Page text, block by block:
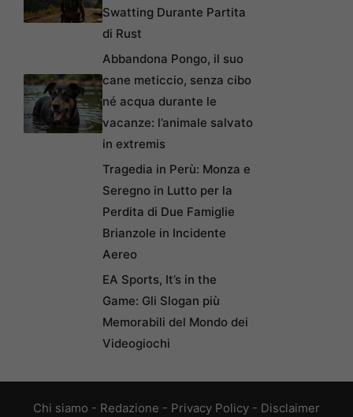
Swatting Durante Partita
di Rust
Abbandona Pongo, il suo
cane meticcio, senza cibo
né acqua durante le
vacanze: l’animale salvato
in extremis
Tragedia in Perù: Monza e
Seregno in Lutto per la
Perdita di Due Famiglie
Brianzole in Incidente
Aereo
EA Sports, It’s in the
Game: Gli Slogan più
Memorabili del Mondo dei
Videogiochi
Chi siamo - Redazione - Privacy Policy - Disclaimer